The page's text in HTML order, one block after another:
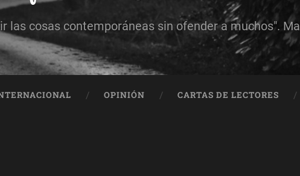
las cosas contemporáneas sin ofender a muchos".
OPINIÓN CARTAS DE LECTORES